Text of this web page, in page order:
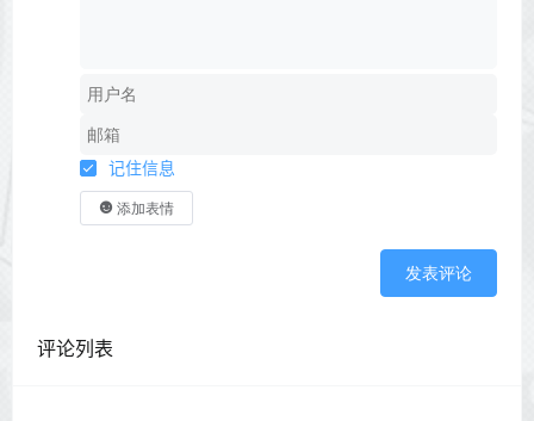
记住信息
添加表情
发表评论
评论列表